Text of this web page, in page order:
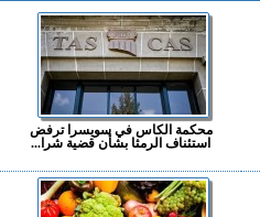
محكمة الكاس في سويسرا ترفض
استئناف الرمثا بشأن قضية شرا...